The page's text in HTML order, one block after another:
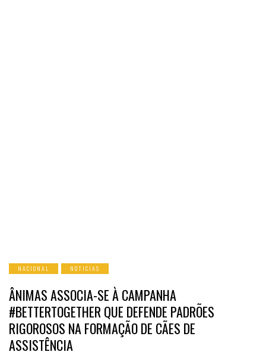
NACIONAL NOTICIAS
ÂNIMAS ASSOCIA-SE À CAMPANHA
#BETTERTOGETHER QUE DEFENDE PADRÕES
RIGOROSOS NA FORMAÇÃO DE CÃES DE
ASSISTÊNCIA